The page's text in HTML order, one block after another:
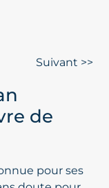
Suivant >>
de
pour ses